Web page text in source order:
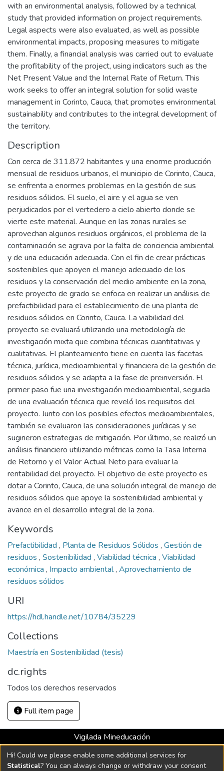
with an environmental analysis, followed by a technical
study that provided information on project requirements.
Legal aspects were also evaluated, as well as possible
environmental impacts, proposing measures to mitigate
them. Finally, a financial analysis was carried out to evaluate
the profitability of the project, using indicators such as the
Net Present Value and the Internal Rate of Return. This
work seeks to offer an integral solution for solid waste
management in Corinto, Cauca, that promotes environmental
sustainability and contributes to the integral development of
the territory.
Description
Con cerca de 311.872 habitantes y una enorme producción
mensual de residuos urbanos, el municipio de Corinto, Cauca,
se enfrenta a enormes problemas en la gestión de sus
residuos sólidos. El suelo, el aire y el agua se ven
perjudicados por el vertedero a cielo abierto donde se
vierte este material. Aunque en las zonas rurales se
aprovechan algunos residuos orgánicos, el problema de la
contaminación se agrava por la falta de conciencia ambiental
y de una educación adecuada. Con el fin de crear prácticas
sostenibles que apoyen el manejo adecuado de los
residuos y la conservación del medio ambiente en la zona,
este proyecto de grado se enfoca en realizar un análisis de
prefactibilidad para el establecimiento de una planta de
residuos sólidos en Corinto, Cauca. La viabilidad del
proyecto se evaluará utilizando una metodología de
investigación mixta que combina técnicas cuantitativas y
cualitativas. El planteamiento tiene en cuenta las facetas
técnica, jurídica, medioambiental y financiera de la gestión de
residuos sólidos y se adapta a la fase de preinversión. El
primer paso fue una investigación medioambiental, seguida
de una evaluación técnica que reveló los requisitos del
proyecto. Junto con los posibles efectos medioambientales,
también se evaluaron las consideraciones jurídicas y se
sugirieron estrategias de mitigación. Por último, se realizó un
análisis financiero utilizando métricas como la Tasa Interna
de Retorno y el Valor Actual Neto para evaluar la
rentabilidad del proyecto. El objetivo de este proyecto es
dotar a Corinto, Cauca, de una solución integral de manejo de
residuos sólidos que apoye la sostenibilidad ambiental y
avance en el desarrollo integral de la zona.
Keywords
Prefactibilidad , Planta de Residuos Sólidos , Gestión de
residuos , Sostenibilidad , Viabilidad técnica , Viabilidad
económica , Impacto ambiental, Aprovechamiento de
residuos sólidos
URI
https://hdl.handle.net/10784/35229
Collections
Maestría en Sostenibilidad (tesis)
dc.rights
Todos los derechos reservados
Full item page
Vigilada Mineducación
Universidad con Acreditación Institucional hasta 2026 -
Resolución MEN 2158 de 2018
Hi! Could we please enable some additional services for
Statistical? You can always change or withdraw your consent